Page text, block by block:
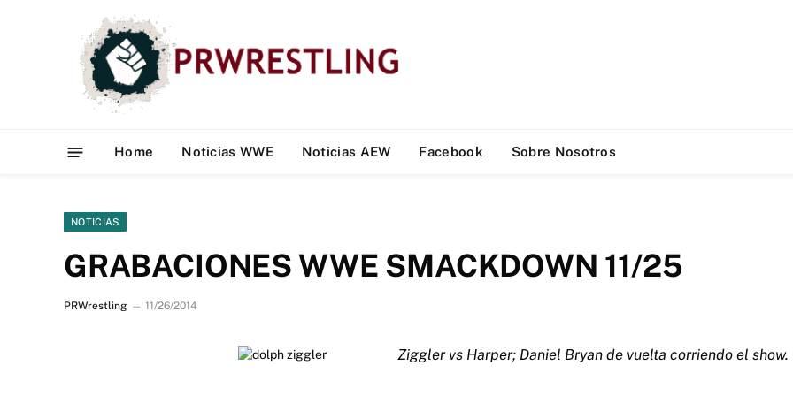
Home Noticias WWE Noticias AEW Facebook Sobre Nosotros
NOTICIAS
GRABACIONES WWE SMACKDOWN 11/25
PRWrestling 11/26/2014
Ziggler vs Harper; Daniel Bryan de vuelta corriendo el show.